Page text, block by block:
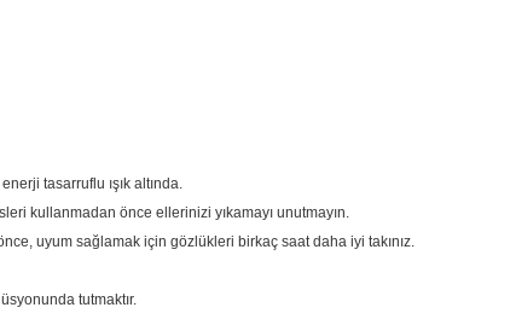
tasarruflu ışık altında.
kullanmadan önce ellerinizi yıkamayı unutmayın.
uyum sağlamak için gözlükleri birkaç saat daha iyi takınız.
tutmaktır.